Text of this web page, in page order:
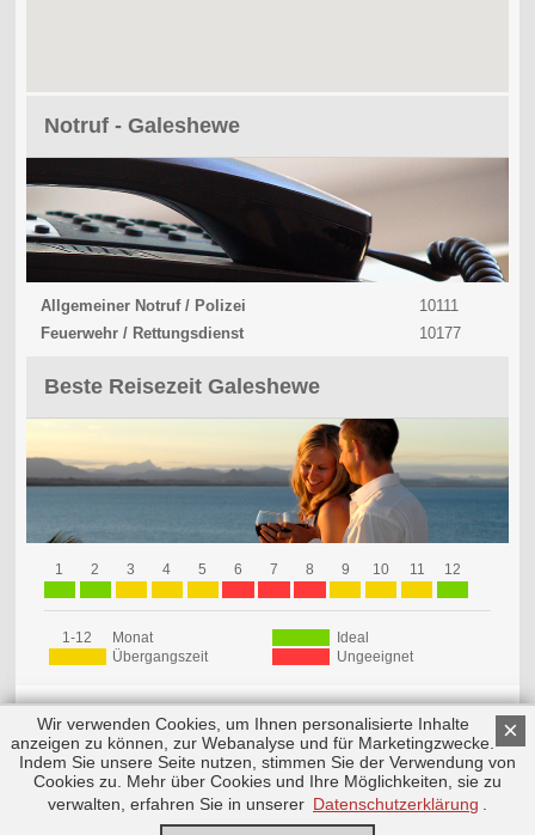
Notruf - Galeshewe
Allgemeiner Notruf / Polizei
10111
Feuerwehr / Rettungsdienst
10177
Beste Reisezeit Galeshewe
1 2 3 4 5 6 7 8 9 10 11 12
1-12 Monat
Ideal
Übergangszeit
Ungeeignet
Copyright © 2026 by Triplemind GmbH
Impressum|Datenschutz
Nach oben
×
Wir verwenden Cookies, um Ihnen personalisierte Inhalte
anzeigen zu können, zur Webanalyse und für Marketingzwecke.
Indem Sie unsere Seite nutzen, stimmen Sie der Verwendung von
Cookies zu. Mehr über Cookies und Ihre Möglichkeiten, sie zu
verwalten, erfahren Sie in unserer Datenschutzerklärung